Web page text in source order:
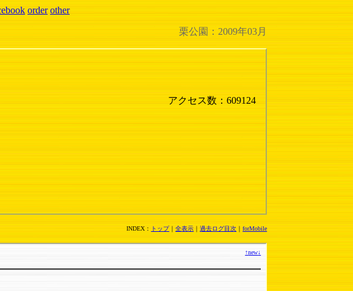
order other
栗公園：2009年03月
アクセス数：609124
INDEX： トップ｜全表示 ｜過去ログ目次 ｜forMobile
↑new↓